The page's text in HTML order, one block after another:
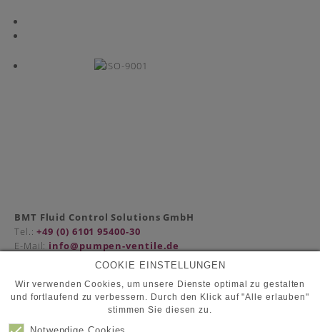
BMT Fluid Control Solutions GmbH
Tel.:+49 (0) 6101 95400-30
E-Mail: info@pumpen-ventile.de
Partner
COOKIE EINSTELLUNGEN
Wir verwenden Cookies, um unsere Dienste optimal zu gestalten
und fortlaufend zu verbessern. Durch den Klick auf "Alle erlauben"
stimmen Sie diesen zu.